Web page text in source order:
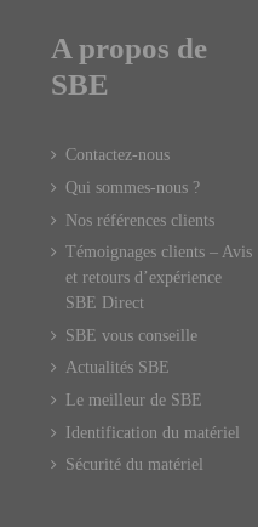
A propos de
SBE
Contactez-nous
Qui sommes-nous ?
Nos références clients
Témoignages clients – Avis
et retours d’expérience
SBE Direct
SBE vous conseille
Actualités SBE
Le meilleur de SBE
Identification du matériel
Sécurité du matériel